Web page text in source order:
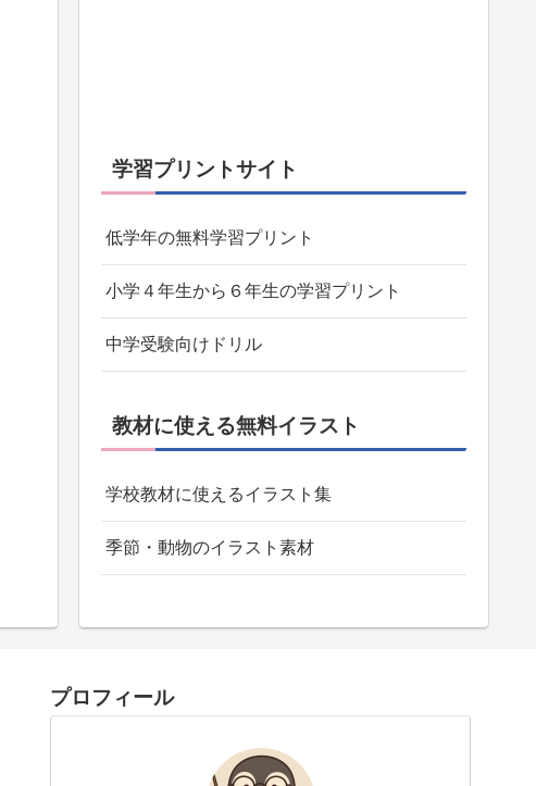
学習プリントサイト
低学年の無料学習プリント
小学４年生から６年生の学習プリント
中学受験向けドリル
教材に使える無料イラスト
学校教材に使えるイラスト集
季節・動物のイラスト素材
プロフィール